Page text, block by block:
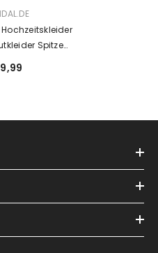
Spitze